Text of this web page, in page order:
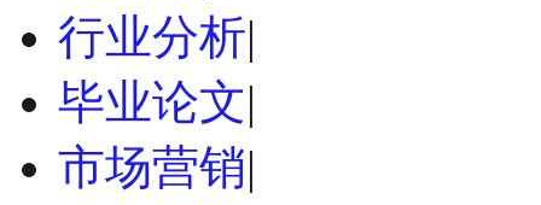
行业分析|
毕业论文|
市场营销|